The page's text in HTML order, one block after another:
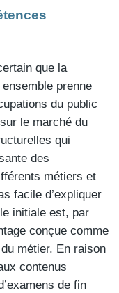
que la
prenne
du public
le marché du
qui
des
métiers et
facile d’expliquer
initiale est, par
conçue comme
métier. En raison
contenus
de fin